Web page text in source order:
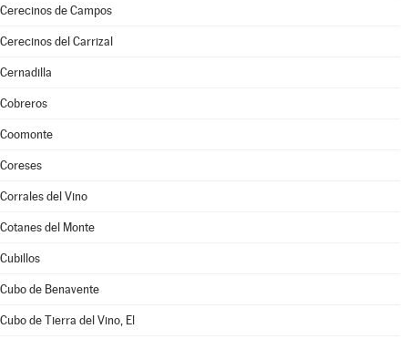
Cerecinos de Campos
Cerecinos del Carrizal
Cernadilla
Cobreros
Coomonte
Coreses
Corrales del Vino
Cotanes del Monte
Cubillos
Cubo de Benavente
Cubo de Tierra del Vino, El